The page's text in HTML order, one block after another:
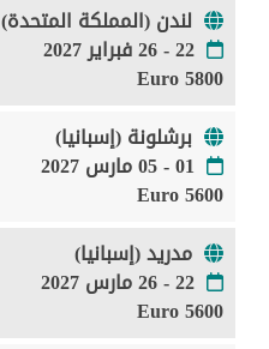
لندن (المملكة المتحدة)
22 - 26 فبراير 2027
5800 Euro
برشلونة (إسبانيا)
01 - 05 مارس 2027
5600 Euro
مدريد (إسبانيا)
22 - 26 مارس 2027
5600 Euro